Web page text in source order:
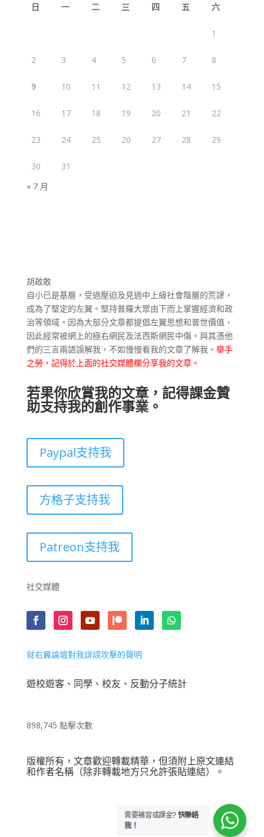
日 一 二 三 四 五 六
1
2 3 4 5 6 7 8
9 10 11 12 13 14 15
16 17 18 19 20 21 22
23 24 25 26 27 28 29
30
31
« 7 月
胡啟敢
自小已是基層，受過壓迫及見過中上級社會階層的荒謬，
成為了堅定的左翼。堅持普羅大眾由下而上掌握經濟和政
治等領域。因為大部分文章都提倡左翼思想和普世價值，
因此經常被網上的極右網民及法西斯網民中傷。與其憑他
們的三言兩語誤解我，不如慢慢看我的文章了解我。 舉手
之勞，記得於上面的社交媒體欄分享我的文章。
若果你欣賞我的文章，記得課金贊
助支持我的創作事業。
Paypal支持我
方格子支持我
Patreon支持我
社交媒體
就右翼論壇對我誹謗攻擊的聲明
遊校遊客、同學、校友、反動分子統計
898,745 點擊次數
版權所有，文章歡迎轉載精華，但須附上原文連結
和作者名稱（除非轉載地方只允許張貼連結）。
需要補習或課金? 快聯絡
我！